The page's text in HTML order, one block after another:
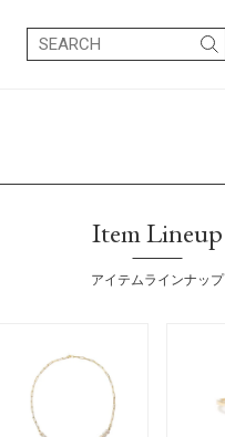
Item Lineup
アイテムラインナップ